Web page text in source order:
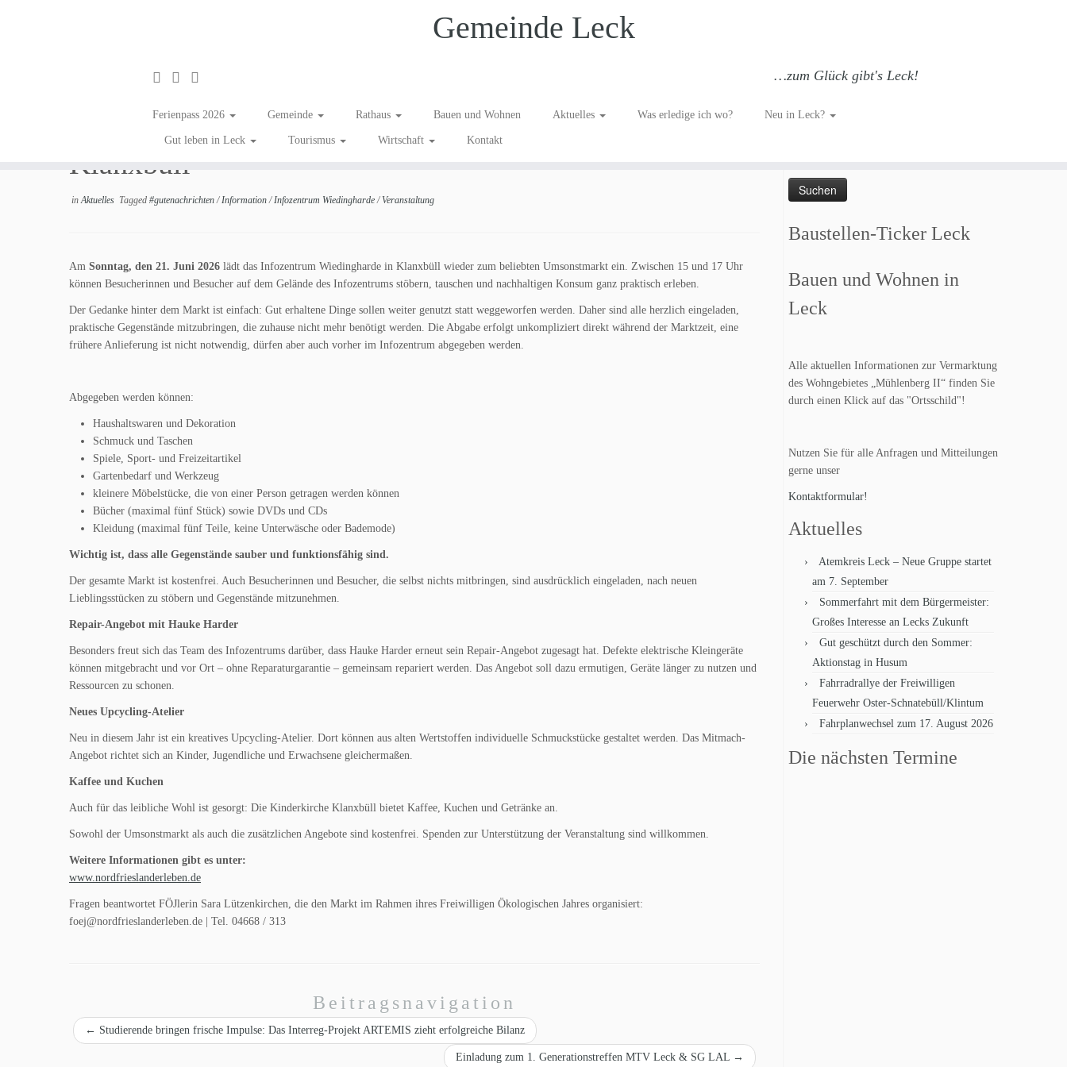
Gemeinde Leck
…zum Glück gibt's Leck!
Ferienpass 2026 Gemeinde Rathaus Bauen und Wohnen Aktuelles Was erledige ich wo? Neu in Leck?
Gut leben in Leck Tourismus Wirtschaft Kontakt
Umsonstmarkt am Infozentrum Wiedingharde in
Klanxbüll
inAktuelles Tagged #gutenachrichten/Information/Infozentrum Wiedingharde/Veranstaltung
Am Sonntag, den 21. Juni 2026 lädt das Infozentrum Wiedingharde in Klanxbüll wieder zum beliebten Umsonstmarkt ein. Zwischen 15 und 17 Uhr
können Besucherinnen und Besucher auf dem Gelände des Infozentrums stöbern, tauschen und nachhaltigen Konsum ganz praktisch erleben.
Der Gedanke hinter dem Markt ist einfach: Gut erhaltene Dinge sollen weiter genutzt statt weggeworfen werden. Daher sind alle herzlich eingeladen,
praktische Gegenstände mitzubringen, die zuhause nicht mehr benötigt werden. Die Abgabe erfolgt unkompliziert direkt während der Marktzeit, eine
frühere Anlieferung ist nicht notwendig, dürfen aber auch vorher im Infozentrum abgegeben werden.
Abgegeben werden können:
Haushaltswaren und Dekoration
Schmuck und Taschen
Spiele, Sport- und Freizeitartikel
Gartenbedarf und Werkzeug
kleinere Möbelstücke, die von einer Person getragen werden können
Bücher (maximal fünf Stück) sowie DVDs und CDs
Kleidung (maximal fünf Teile, keine Unterwäsche oder Bademode)
Wichtig ist, dass alle Gegenstände sauber und funktionsfähig sind.
Der gesamte Markt ist kostenfrei. Auch Besucherinnen und Besucher, die selbst nichts mitbringen, sind ausdrücklich eingeladen, nach neuen
Lieblingsstücken zu stöbern und Gegenstände mitzunehmen.
Repair-Angebot mit Hauke Harder
Besonders freut sich das Team des Infozentrums darüber, dass Hauke Harder erneut sein Repair-Angebot zugesagt hat. Defekte elektrische Kleingeräte
können mitgebracht und vor Ort – ohne Reparaturgarantie – gemeinsam repariert werden. Das Angebot soll dazu ermutigen, Geräte länger zu nutzen und
Ressourcen zu schonen.
Neues Upcycling-Atelier
Neu in diesem Jahr ist ein kreatives Upcycling-Atelier. Dort können aus alten Wertstoffen individuelle Schmuckstücke gestaltet werden. Das Mitmach-
Angebot richtet sich an Kinder, Jugendliche und Erwachsene gleichermaßen.
Kaffee und Kuchen
Auch für das leibliche Wohl ist gesorgt: Die Kinderkirche Klanxbüll bietet Kaffee, Kuchen und Getränke an.
Sowohl der Umsonstmarkt als auch die zusätzlichen Angebote sind kostenfrei. Spenden zur Unterstützung der Veranstaltung sind willkommen.
Weitere Informationen gibt es unter:
www.nordfrieslanderleben.de
Fragen beantwortet FÖJlerin Sara Lützenkirchen, die den Markt im Rahmen ihres Freiwilligen Ökologischen Jahres organisiert:
foej@nordfrieslanderleben.de | Tel. 04668 / 313
Beitragsnavigation
← Studierende bringen frische Impulse: Das Interreg-Projekt ARTEMIS zieht erfolgreiche Bilanz
Einladung zum 1. Generationstreffen MTV Leck & SG LAL →
Such dich GLÜCKlich…
Baustellen-Ticker Leck
Bauen und Wohnen in
Leck
Alle aktuellen Informationen zur Vermarktung
des Wohngebietes „Mühlenberg II“ finden Sie
durch einen Klick auf das "Ortsschild"!
Nutzen Sie für alle Anfragen und Mitteilungen
gerne unser
Kontaktformular!
Aktuelles
Atemkreis Leck – Neue Gruppe startet
am 7. September
Sommerfahrt mit dem Bürgermeister:
Großes Interesse an Lecks Zukunft
Gut geschützt durch den Sommer:
Aktionstag in Husum
Fahrradrallye der Freiwilligen
Feuerwehr Oster-Schnatebüll/Klintum
Fahrplanwechsel zum 17. August 2026
Die nächsten Termine